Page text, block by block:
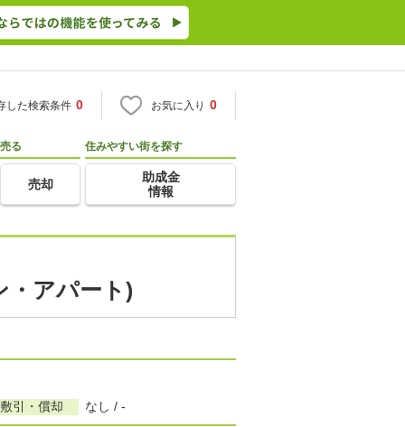
した検索条件 0 お気に入り 0
売る
売却
住みやすい街を探す
助成金
情報
・アパート)
引・償却 なし / -